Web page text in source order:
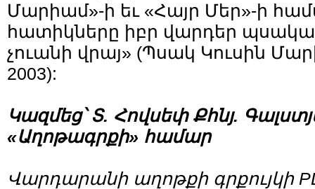
Մարիամ»-ի եւ «Հայր Մեր»-ի
հատիկները իբր վարդեր
չուանի վրայ» (Պսակ Կուսին
2003):
Կազմեց՝ Տ. Հովսեփ Քհնյ.
«Աղոթագրքի» համար
Վարդարանի աղոթքի գրքույկի